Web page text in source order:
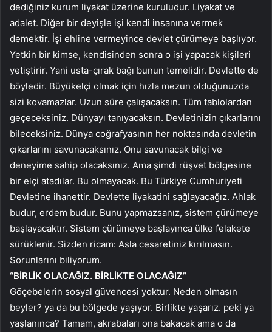
dediğiniz kurum liyakat üzerine kuruludur. Liyakat ve
adalet. Diğer bir deyişle işi kendi insanına vermek
demektir. İşi ehline vermeyince devlet çürümeye başlıyor.
Yetkin bir kimse, kendisinden sonra o işi yapacak kişileri
yetiştirir. Yani usta-çırak bağı bunun temelidir. Devlette de
böyledir. Büyükelçi olmak için hızla mezun olduğunuzda
sizi kovamazlar. Uzun süre çalışacaksın. Tüm tablolardan
geçeceksiniz. Dünyayı tanıyacaksın. Devletinizin çıkarlarını
bileceksiniz. Dünya coğrafyasının her noktasında devletin
çıkarlarını savunacaksınız. Onu savunacak bilgi ve
deneyime sahip olacaksınız. Ama şimdi rüşvet bölgesine
bir elçi atadılar. Bu olmayacak. Bu Türkiye Cumhuriyeti
Devletine ihanettir. Devlette liyakatini sağlayacağız. Ahlak
budur, erdem budur. Bunu yapmazsanız, sistem çürümeye
başlayacaktır. Sistem çürümeye başlayınca ülke felakete
sürüklenir. Sizden ricam: Asla cesaretiniz kırılmasın.
Sorunlarını biliyorum.
“BİRLİK OLACAĞIZ. BİRLİKTE OLACAĞIZ”
Göçebelerin sosyal güvencesi yoktur. Neden olmasın
beyler? ya da bu bölgede yaşıyor. Birlikte yaşarız. peki ya
yaşlanınca? Tamam, akrabaları ona bakacak ama o da